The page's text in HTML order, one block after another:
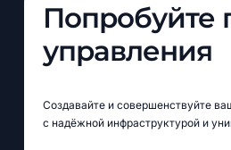
Попробуйте
управления
Создавайте и совершенствуйте
с надёжной инфраструктурой и